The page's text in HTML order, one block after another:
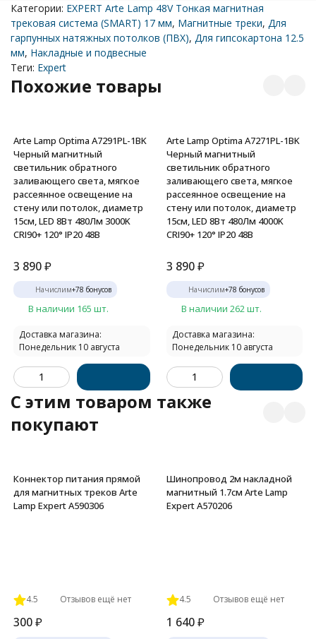
Категории: EXPERT Arte Lamp 48V Тонкая магнитная
трековая система (SMART) 17 мм, Магнитные треки, Для
гарпунных натяжных потолков (ПВХ), Для гипсокартона 12.5
мм, Накладные и подвесные
Теги: Expert
Похожие товары
Arte Lamp Optima A7291PL-1BK
Черный магнитный
светильник обратного
заливающего света, мягкое
рассеянное освещение на
стену или потолок, диаметр
15см, LED 8Вт 480Лм 3000K
CRI90+ 120° IP20 48В
3 890₽
Начислим+78 бонусов
В наличии 165 шт.
Доставка магазина:
Понедельник 10 августа
Arte Lamp Optima A7271PL-1BK
Черный магнитный
светильник обратного
заливающего света, мягкое
рассеянное освещение на
стену или потолок, диаметр
15см, LED 8Вт 480Лм 4000K
CRI90+ 120° IP20 48В
3 890 ₽
Начислим+78 бонусов
В наличии 262 шт.
Доставка магазина:
Понедельник 10 августа
C этим товаром также
покупают
Коннектор питания прямой
для магнитных треков Arte
Lamp Expert A590306
4.5 Отзывов ещё нет
300₽
Шинопровод 2м накладной
магнитный 1.7см Arte Lamp
Expert A570206
4.5 Отзывов ещё нет
1 640 ₽